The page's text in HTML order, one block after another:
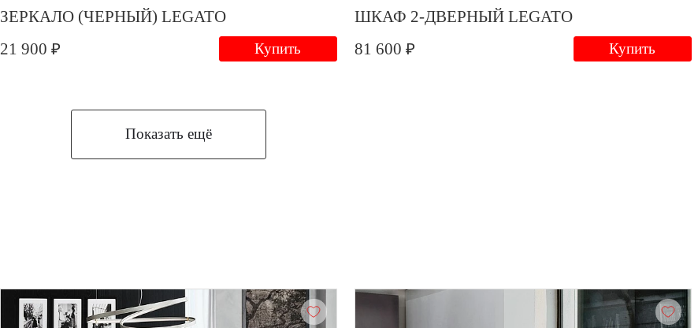
ЗЕРКАЛО (ЧЕРНЫЙ) LEGATO
21 900 ₽
Купить
ШКАФ 2-ДВЕРНЫЙ LEGATO
81 600 ₽
Купить
Показать ещё